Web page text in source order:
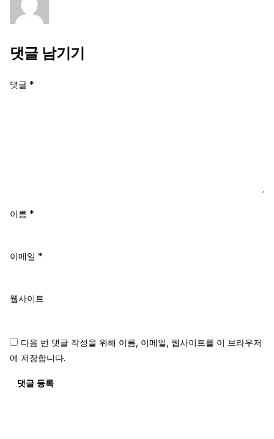
댓글 남기기
댓글 *
이름 *
이메일 *
웹사이트
다음 번 댓글 작성을 위해 이름, 이메일, 웹사이트를 이 브라우저
에 저장합니다.
댓글 등록